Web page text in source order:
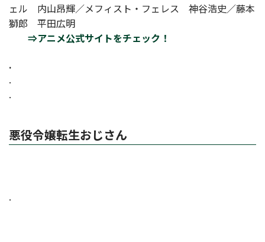
ェル 内山昂輝／メフィスト・フェレス 神谷浩史／藤本
獅郎 平田広明
⇒アニメ公式サイトをチェック！
.
.
.
悪役令嬢転生おじさん
.